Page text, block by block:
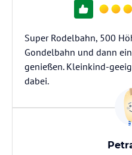
Super Rodelbahn, 500
Gondelbahn und dann
genießen. Kleinkind-
dabei.